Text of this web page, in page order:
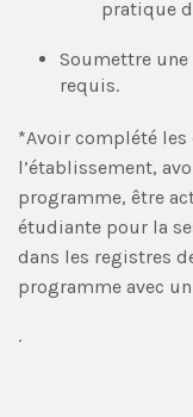
pratique
Soumettre
requis.
*Avoir complété les
l’établissement,
programme, être
étudiante pour la
dans les registres
programme avec
.